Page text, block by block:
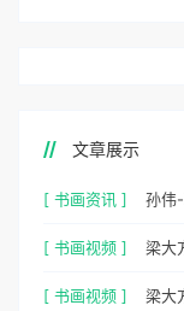
文章展示
[ 书画资讯 ] 孙伟
[ 书画视频 ] 梁大
[ 书画视频 ] 梁大